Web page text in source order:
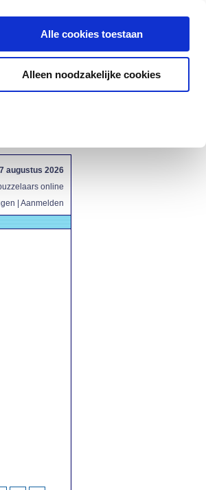
Alle cookies toestaan
Alleen noodzakelijke cookies
augustus 2026
online
Aanmelden